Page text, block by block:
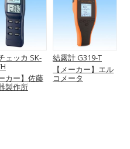
ェッカ SK-
カー】佐藤
製作所
結露計 G319-T
【メーカー】エル
コメータ